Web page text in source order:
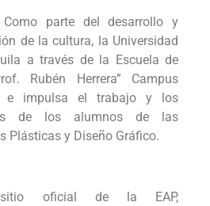
parte del desarrollo y
de la cultura, la Universidad
a través de la Escuela de
Rubén Herrera” Campus
e impulsa el trabajo y los
de los alumnos de las
Plásticas y Diseño Gráfico.
oficial de la EAP,